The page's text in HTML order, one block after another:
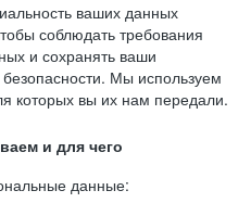
ваших данных
соблюдать требования
и сохранять ваши
Мы используем
которых вы их нам передали.
и для чего
данные: